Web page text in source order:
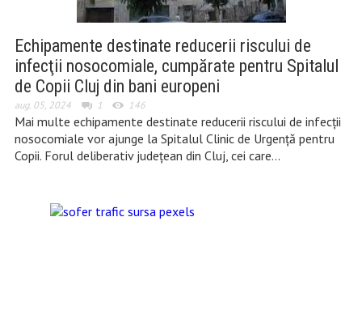
Echipamente destinate reducerii riscului de
infecţii nosocomiale, cumpărate pentru Spitalul
de Copii Cluj din bani europeni
aug. 05, 2024 1 146
Mai multe echipamente destinate reducerii riscului de infecţii
nosocomiale vor ajunge la Spitalul Clinic de Urgenţă pentru
Copii. Forul deliberativ județean din Cluj, cei care…